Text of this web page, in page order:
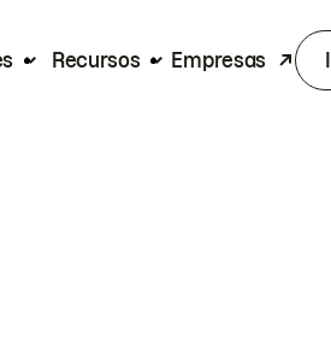
Recursos Empresas